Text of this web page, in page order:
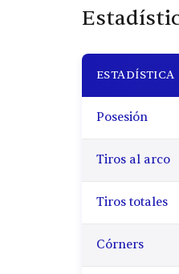
ESTADÍSTICA
Posesión
Tiros al arco
Tiros totales
Córners